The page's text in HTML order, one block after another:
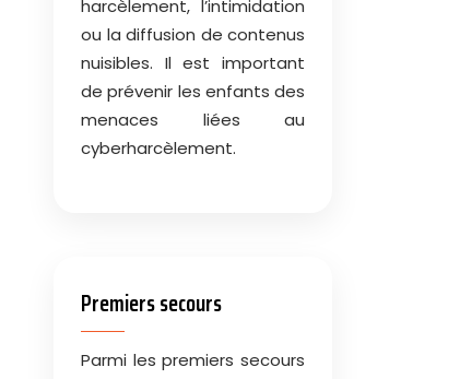
harcèlement, l’intimidation
ou la diffusion de contenus
nuisibles. Il est important
de prévenir les enfants des
menaces liées au
cyberharcèlement.
Premiers secours
Parmi les premiers secours